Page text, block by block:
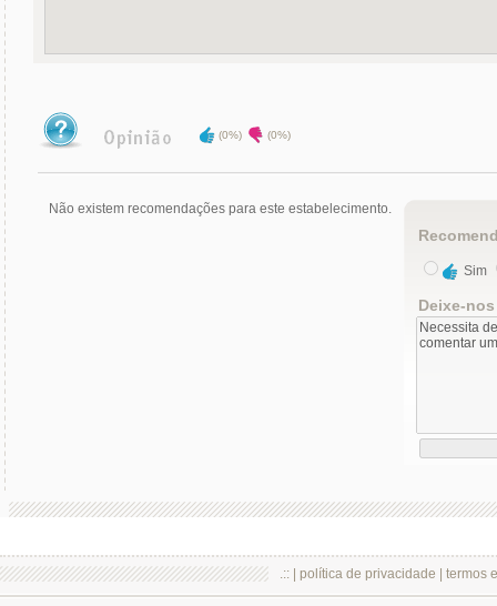
(0%) (0%)
Não existem recomendações para este estabelecimento.
Sim
Deixe-
.:: | política de privacidade termos